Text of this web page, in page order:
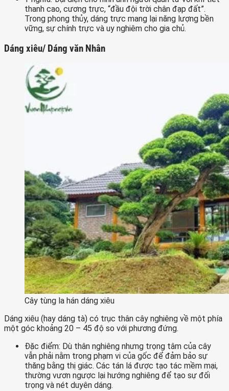
thanh cao, cương trực, “đầu đội trời chân đạp đất”.
Trong phong thủy, dáng trực mang lại năng lượng bền
vững, sự chính trực và uy nghiêm cho gia chủ.
Dáng xiêu/ Dáng văn Nhân
Cây tùng la hán dáng xiêu
Dáng xiêu (hay dáng tà) có trục thân cây nghiêng về một phía
một góc khoảng 20 – 45 độ so với phương đứng.
Đặc điểm: Dù thân nghiêng nhưng trọng tâm của cây
vẫn phải nằm trong phạm vi của gốc để đảm bảo sự
thăng bằng thị giác. Các tán lá được tạo tác mềm mại,
thường vươn ngược lại hướng nghiêng để tạo sự đối
trọng và nét duyên dáng.